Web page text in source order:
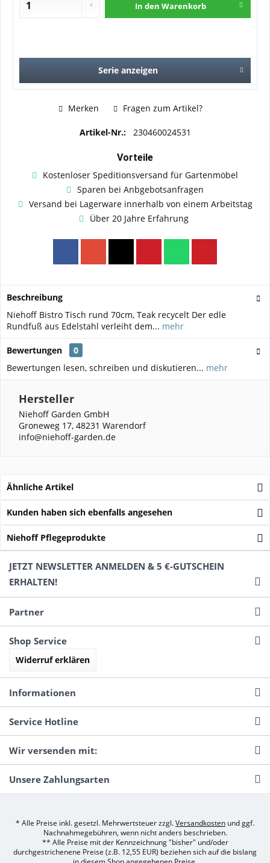
In den Warenkorb
Serie anzeigen
Merken Fragen zum Artikel?
Artikel-Nr.: 230460024531
Vorteile
Kostenloser Speditionsversand für Gartenmöbel
Sparen bei Anbgebotsanfragen
Versand bei Lagerware innerhalb von einem Arbeitstag
Über 20 Jahre Erfahrung
Beschreibung
Niehoff Bistro Tisch rund 70cm, Teak recycelt Der edle
Rundfuß aus Edelstahl verleiht dem... mehr
Bewertungen
0
Bewertungen lesen, schreiben und diskutieren... mehr
Hersteller
Niehoff Garden GmbH
Groneweg 17, 48231 Warendorf
info@niehoff-garden.de
Ähnliche Artikel
Kunden haben sich ebenfalls angesehen
Niehoff Pflegeprodukte
JETZT NEWSLETTER ANMELDEN & 5 €-GUTSCHEIN
ERHALTEN!
Partner
Shop Service
Widerruf erklären
Informationen
Service Hotline
Wir versenden mit:
Unsere Zahlungsarten
* Alle Preise inkl. gesetzl. Mehrwertsteuer zzgl.Versandkosten und ggf.
Nachnahmegebühren, wenn nicht anders beschrieben.
** Alle Preise mit der Kennzeichnung "bisher" und/oder
durchgestrichenene Preise (z.B. 12,55 EUR) beziehen sich auf die bislang